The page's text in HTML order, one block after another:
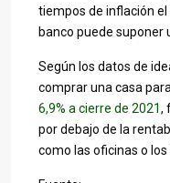
tiempos de inflación el
banco puede suponer
Según los datos de
comprar una casa
6,9% a cierre de 2021,
por debajo de la
como las oficinas o